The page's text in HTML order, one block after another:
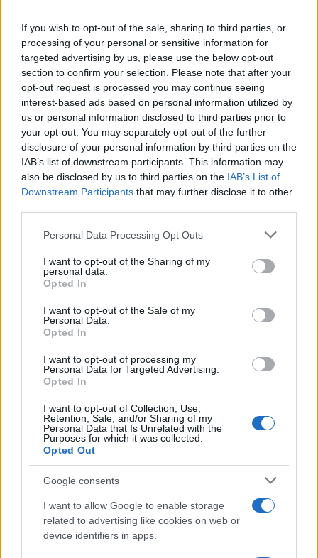
If you wish to opt-out of the sale, sharing to third parties, or
processing of your personal or sensitive information for
targeted advertising by us, please use the below opt-out
section to confirm your selection. Please note that after your
opt-out request is processed you may continue seeing
interest-based ads based on personal information utilized by
us or personal information disclosed to third parties prior to
your opt-out. You may separately opt-out of the further
disclosure of your personal information by third parties on the
IAB’s list of downstream participants. This information may
also be disclosed by us to third parties on the IAB’s List of
Downstream Participants that may further disclose it to other
Please note that this website/app uses one or more Google
not limited to your visit or usage behaviour. You may click to
grant or deny consent to Google and its third-party tags to
use your data for below specified purposes in below Google
consent section.
Personal Data Processing Opt Outs
I want to opt-out of the Sharing of my
personal data.
Opted In
I want to opt-out of the Sale of my
Personal Data.
Opted In
I want to opt-out of processing my
Personal Data for Targeted Advertising.
Opted In
I want to opt-out of Collection, Use,
Retention, Sale, and/or Sharing of my
Personal Data that Is Unrelated with the
Purposes for which it was collected.
Opted Out
Google consents
I want to allow Google to enable storage
related to advertising like cookies on web or
device identifiers in apps.
Sigue leyendo
Modernización del Aeropuerto Internacional Modibo